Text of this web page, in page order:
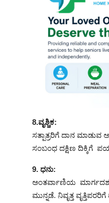
8.ವೃಶ್ಚಿಕ:
ಸತ್ಪಾತ್ರರಿಗೆ ದಾನ
ಸಂಬಂಧ ದಕ್ಷಿಣ ದಿಕ್ಕಿಗೆ
9. ಧನು:
ಅಂತರ್ವಾಣಿಯ
ಮುನ್ನಡೆ. ನಿವೃತ್ತ